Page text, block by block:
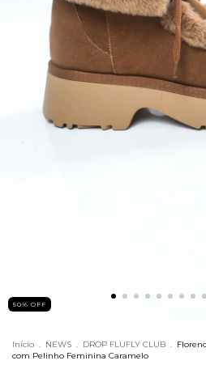
50% OFF
Início . NEWS . DROP FLUFLY CLUB .
com Pelinho Feminina Caramelo